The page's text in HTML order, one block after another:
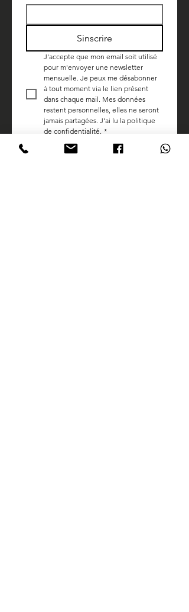
Sinscrire
J'accepte que mon email soit utilisé
pour m'envoyer une newsletter
mensuelle. Je peux me désabonner
à tout moment via le lien présent
dans chaque mail. Mes données
restent personnelles, elles ne seront
jamais partagées. J'ai lu la politique
de confidentialité. *